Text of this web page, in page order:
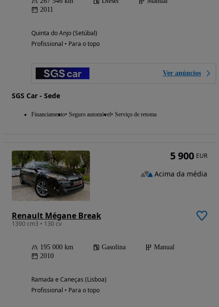
2011
Quinta do Anjo (Setúbal)
Profissional • Para o topo
Ver anúncios
SGS Car - Sede
Financiamento Seguro automóvel Serviço de retoma
Renault Mégane Break
1390 cm3 • 130 cv
195 000 km Gasolina
Manual
2010
Ramada e Caneças (Lisboa)
Profissional • Para o topo
5 900 EUR
Acima da média